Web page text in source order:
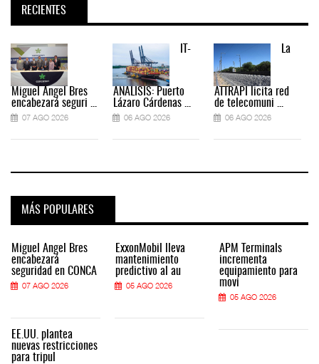
RECIENTES
Miguel Ángel Bres
encabezará seguri ...
07 AGO 2026
IT-
ANÁLISIS: Puerto
Lázaro Cárdenas ...
06 AGO 2026
La
ATTRAPI licita red
de telecomuni ...
06 AGO 2026
MÁS POPULARES
Miguel Ángel Bres
encabezará
seguridad en CONCA
07 AGO 2026
EE.UU. plantea
nuevas restricciones
para tripul
ExxonMobil lleva
mantenimiento
predictivo al au
05 AGO 2026
APM Terminals
incrementa
equipamiento para
movi
05 AGO 2026